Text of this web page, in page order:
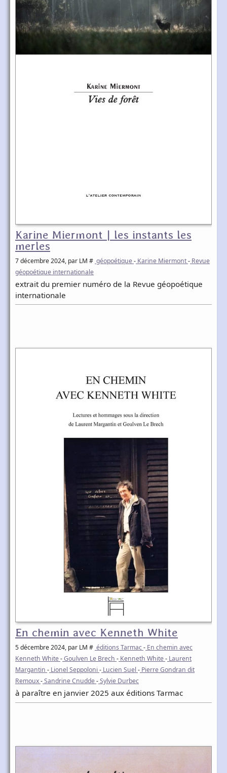
Karine Miermont | les instants les
merles
7 décembre 2024, par LM # géopoétique- Karine Miermont- Revue
géopoétique internationale
extrait du premier numéro de la Revue géopoétique
internationale
En chemin avec Kenneth White
5 décembre 2024, par LM # éditions Tarmac- En chemin avec
Kenneth White-Goulven Le Brech - Kenneth White- Laurent
Margantin - Lionel Seppoloni - Lucien Suel - Pierre Gondran dit
Remoux-Sandrine Cnudde-Sylvie Durbec
à paraître en janvier 2025 aux éditions Tarmac